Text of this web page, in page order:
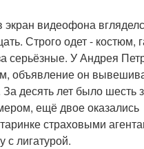
видеофона
Строго одет - костюм,
серьёзные. У Андрея
объявление он
десять лет было шесть
ещё двое оказались
страховыми
с лигатурой.